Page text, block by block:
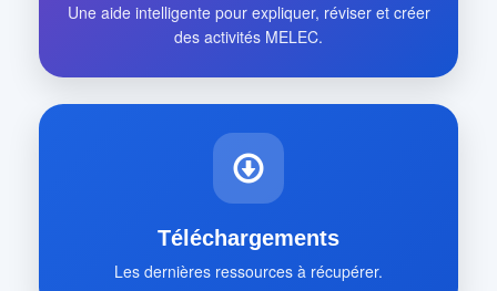
Une aide intelligente pour expliquer, réviser et créer
des activités MELEC.
Téléchargements
Les dernières ressources à récupérer.